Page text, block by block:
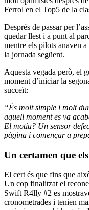
Ferrol en el Top5 de la
Després de passar per
quedar llest i a punt al
mentre els pilots anaven
la jornada següent.
Aquesta vegada però, el
moment d’iniciar la
succeït:
“És molt simple i molt
aquell moment es va
El motiu? Un sensor
pàgina i començar a
Un certamen que
El cert és que fins que
Un cop finalitzat el
Swift R4lly #2 es
cronometrades i tenien